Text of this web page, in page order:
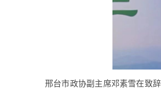
邢台市政协副主席邓素雪在致